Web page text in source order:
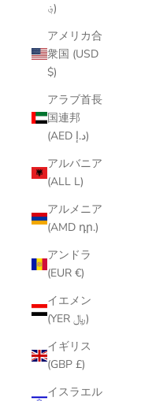
؋)
アメリカ合
衆国 (USD
$)
アラブ首長
国連邦
(AED د.إ)
アルバニア
(ALL L)
アルメニア
(AMD դր.)
アンドラ
(EUR €)
イエメン
(YER ﷼)
イギリス
(GBP £)
イスラエル